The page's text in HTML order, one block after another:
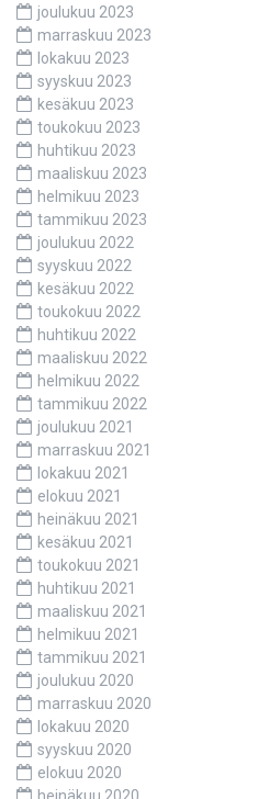
joulukuu 2023
marraskuu 2023
lokakuu 2023
syyskuu 2023
kesäkuu 2023
toukokuu 2023
huhtikuu 2023
maaliskuu 2023
helmikuu 2023
tammikuu 2023
joulukuu 2022
syyskuu 2022
kesäkuu 2022
toukokuu 2022
huhtikuu 2022
maaliskuu 2022
helmikuu 2022
tammikuu 2022
joulukuu 2021
marraskuu 2021
lokakuu 2021
elokuu 2021
heinäkuu 2021
kesäkuu 2021
toukokuu 2021
huhtikuu 2021
maaliskuu 2021
helmikuu 2021
tammikuu 2021
joulukuu 2020
marraskuu 2020
lokakuu 2020
syyskuu 2020
elokuu 2020